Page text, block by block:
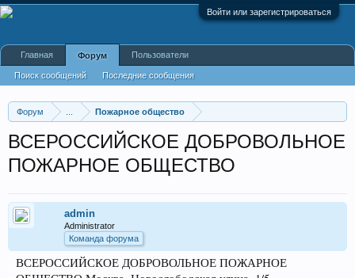
Войти или зарегистрироваться
Форум Пожарное общество
ВСЕРОССИЙСКОЕ ДОБРОВОЛЬНОЕ
ПОЖАРНОЕ ОБЩЕСТВО
admin
Administrator
Команда форума
ВСЕРОССИЙСКОЕ ДОБРОВОЛЬНОЕ ПОЖАРНОЕ
Главная Форум
Поиск сообщений Последние сообщения
Пользователи